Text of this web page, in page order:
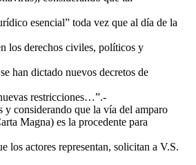
esencial” toda vez que al día de la
los derechos civiles, políticos y
han dictado nuevos decretos de
restricciones…”.-
y considerando que la vía del amparo
Magna) es la procedente para
los actores representan, solicitan a V.S.